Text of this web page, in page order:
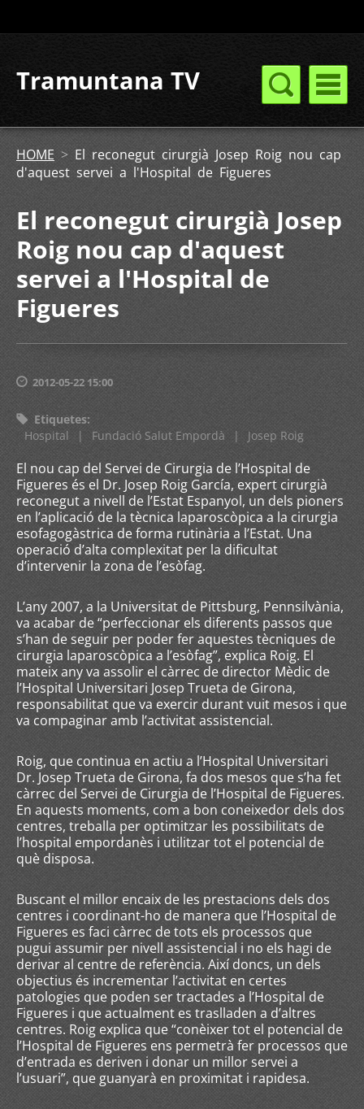
Tramuntana TV
HOME > El reconegut cirurgià Josep Roig nou cap
d'aquest servei a l'Hospital de Figueres
El reconegut cirurgià Josep
Roig nou cap d'aquest
servei a l'Hospital de
Figueres
2012-05-22 15:00
Etiquetes:
Hospital
| Fundació Salut Empordà | Josep Roig
El nou cap del Servei de Cirurgia de l’Hospital de
Figueres és el Dr. Josep Roig García, expert cirurgià
reconegut a nivell de l’Estat Espanyol, un dels pioners
en l’aplicació de la tècnica laparoscòpica a la cirurgia
esofagogàstrica de forma rutinària a l’Estat. Una
operació d’alta complexitat per la dificultat
d’intervenir la zona de l’esòfag.
L’any 2007, a la Universitat de Pittsburg, Pennsilvània,
va acabar de “perfeccionar els diferents passos que
s’han de seguir per poder fer aquestes tècniques de
cirurgia laparoscòpica a l’esòfag”, explica Roig. El
mateix any va assolir el càrrec de director Mèdic de
l’Hospital Universitari Josep Trueta de Girona,
responsabilitat que va exercir durant vuit mesos i que
va compaginar amb l’activitat assistencial.
Roig, que continua en actiu a l’Hospital Universitari
Dr. Josep Trueta de Girona, fa dos mesos que s’ha fet
càrrec del Servei de Cirurgia de l’Hospital de Figueres.
En aquests moments, com a bon coneixedor dels dos
centres, treballa per optimitzar les possibilitats de
l’hospital empordanès i utilitzar tot el potencial de
què disposa.
Buscant el millor encaix de les prestacions dels dos
centres i coordinant-ho de manera que l’Hospital de
Figueres es faci càrrec de tots els processos que
pugui assumir per nivell assistencial i no els hagi de
derivar al centre de referència. Així doncs, un dels
objectius és incrementar l’activitat en certes
patologies que poden ser tractades a l’Hospital de
Figueres i que actualment es traslladen a d’altres
centres. Roig explica que “conèixer tot el potencial de
l’Hospital de Figueres ens permetrà fer processos que
d’entrada es deriven i donar un millor servei a
l’usuari”, que guanyarà en proximitat i rapidesa.